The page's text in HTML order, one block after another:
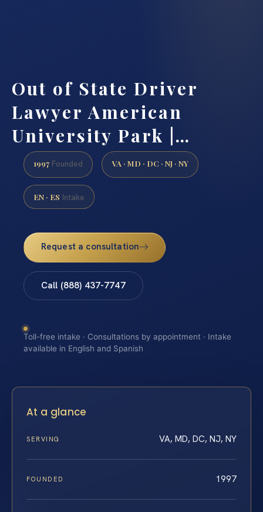
Out of State Driver
Lawyer American
University Park |…
1997 Founded VA · MD · DC · NJ · NY
EN · ES Intake
Request a consultation
Call (888) 437-7747
Toll-free intake · Consultations by appointment · Intake
available in English and Spanish
At a glance
SERVING VA, MD, DC, NJ, NY
FOUNDED 1997